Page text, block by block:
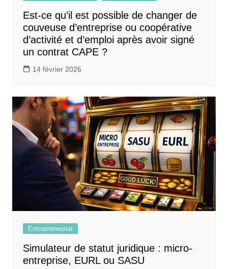
Est-ce qu’il est possible de changer de
couveuse d’entreprise ou coopérative
d’activité et d’emploi après avoir signé
un contrat CAPE ?
14 février 2026
Entrepreneuriat
Simulateur de statut juridique : micro-
entreprise, EURL ou SASU